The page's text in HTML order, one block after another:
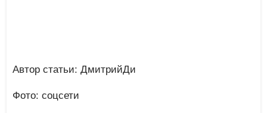
Автор статьи: ДмитрийДи
Фото: соцсети